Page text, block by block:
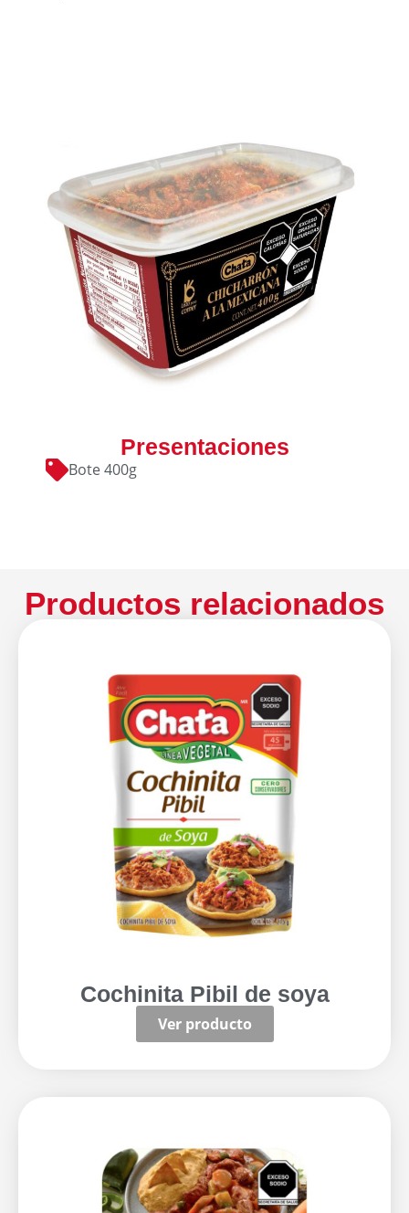
Presentaciones
Bote 400g
Productos relacionados
Cochinita Pibil de soya
Ver producto